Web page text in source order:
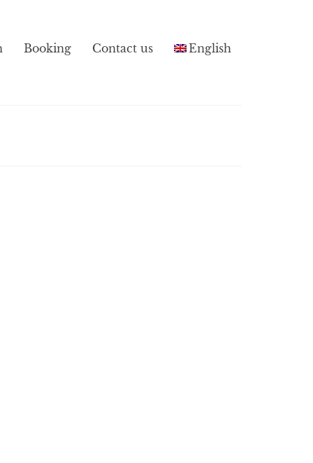
Booking Contact us English